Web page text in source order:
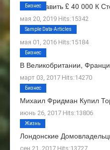
Как Добавить £ 40 000 К
мая 20, 2019 Hits:15342
Бизнес
О Нас
мая 01, 2016 Hits:15184
Sample Data-Articles
В Великобритании,
март 03, 2017 Hits:14270
Бизнес
Михаил Фридман Купил
июнь 26, 2017 Hits:13806
Бизнес
Лондонские
сен 21, 2017 Hits:13727
Жизнь